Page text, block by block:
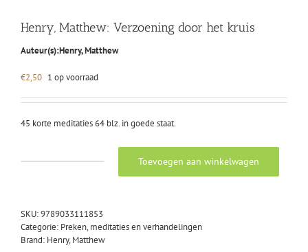
Henry, Matthew: Verzoening door het kruis
Auteur(s):Henry, Matthew
€2,50 1 op voorraad
45 korte meditaties 64 blz. in goede staat.
het
kruis
aantal
Toevoegen aan winkelwagen
SKU:9789033111853
Categorie: Preken, meditaties en verhandelingen
Brand: Henry, Matthew